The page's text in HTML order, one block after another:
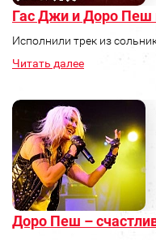
Гас Джи и Доро Пеш
Исполнили трек из
Читать далее
Доро Пеш –